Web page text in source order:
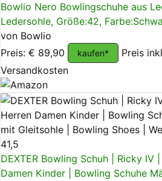
Bowlio Nero Bowlingschuhe aus
Ledersohle, Größe:42,
von Bowlio
Preis: € 89,90
kaufen*
Preis
Versandkosten
DEXTER Bowling Schuh | Ricky IV
Damen Kinder | Bowling Schuhe